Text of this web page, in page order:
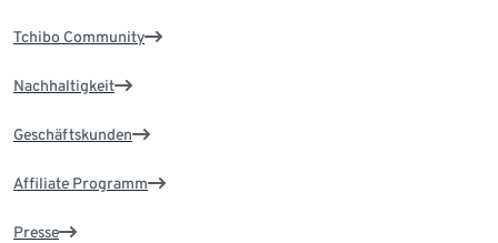
Tchibo Community
Nachhaltigkeit
Geschäftskunden
Affiliate Programm
Presse